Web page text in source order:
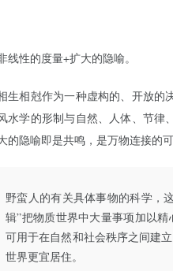
线性的度量+扩大的隐喻。
生相尅作为一种虚构的、开放的
水学的形制与自然、人体、节律
的隐喻即是共鸣，是万物连接的可
野蛮人的有关具体事物的科学，
辑”把物质世界中大量事项加以
可用于在自然和社会秩序之间建
世界更宜居住。